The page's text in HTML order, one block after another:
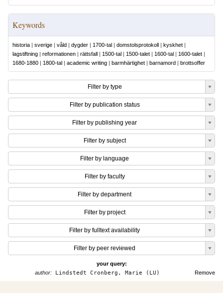
Keywords
historia | sverige | våld | dygder | 1700-tal | domstolsprotokoll | kyskhet |
lagstiftning | reformationen | rättsfall | 1500-tal | 1500-talet | 1600-tal | 1600-talet |
1680-1880 | 1800-tal | academic writing | barmhärtighet | barnamord | brottsoffer
Filter by type
Filter by publication status
Filter by publishing year
Filter by subject
Filter by language
Filter by faculty
Filter by department
Filter by project
Filter by fulltext availability
Filter by peer reviewed
your query:
Remove
author: Lindstedt Cronberg, Marie (LU)